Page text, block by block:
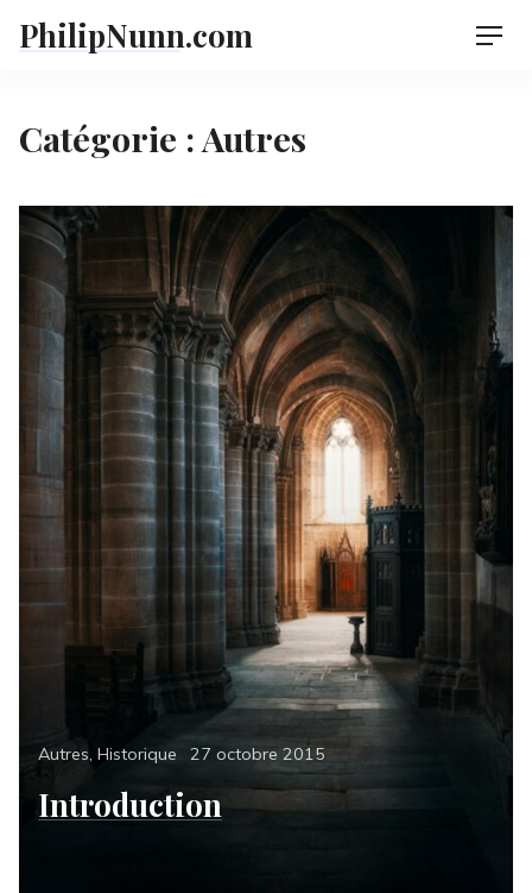
PhilipNunn.com
Catégorie :Autres
Categories
Autres, Historique
Posted
27 octobre 2015
Introduction